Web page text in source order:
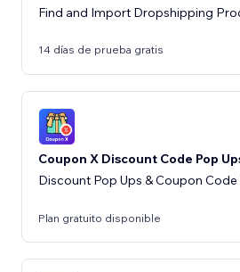
Find and Import Dropshipping
14 días de prueba gratis
Coupon X Discount Code Pop
Discount Pop Ups & Coupon
Plan gratuito disponible